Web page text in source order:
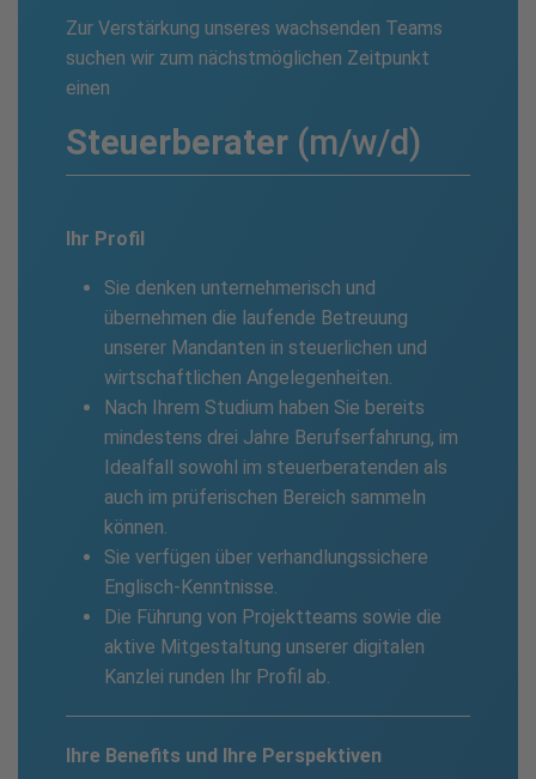
Zur Verstärkung unseres wachsenden Teams
suchen wir zum nächstmöglichen Zeitpunkt
einen
Steuer­berater (m/w/d)
Ihr Profil
Sie denken unternehmerisch und
übernehmen die laufende Betreuung
unserer Mandanten in steuerlichen und
wirtschaftlichen Angelegenheiten.
Nach Ihrem Studium haben Sie bereits
mindestens drei Jahre Berufserfahrung, im
Idealfall sowohl im steuerberatenden als
auch im prüferischen Bereich sammeln
können.
Sie verfügen über verhandlungssichere
Englisch-Kenntnisse.
Die Führung von Projektteams sowie die
aktive Mitgestaltung unserer digitalen
Kanzlei runden Ihr Profil ab.
Ihre Benefits und Ihre Perspektiven